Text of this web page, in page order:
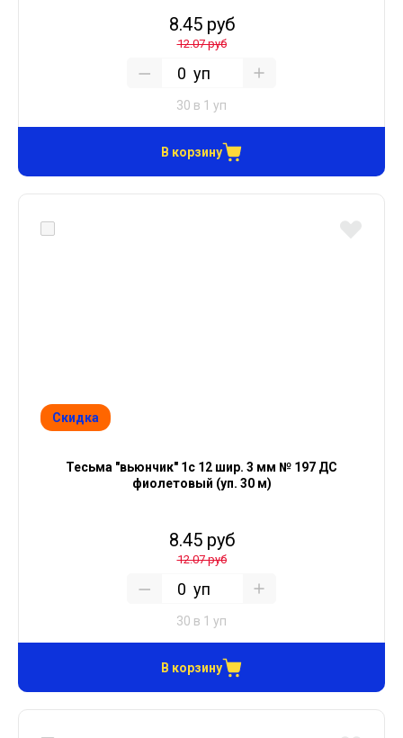
8.45 руб
12.07 руб
уп
30 в 1 уп
В корзину
Скидка
Тесьма "вьюнчик" 1с 12 шир. 3 мм № 197 ДС
фиолетовый (уп. 30 м)
8.45 руб
12.07 руб
уп
30 в 1 уп
В корзину